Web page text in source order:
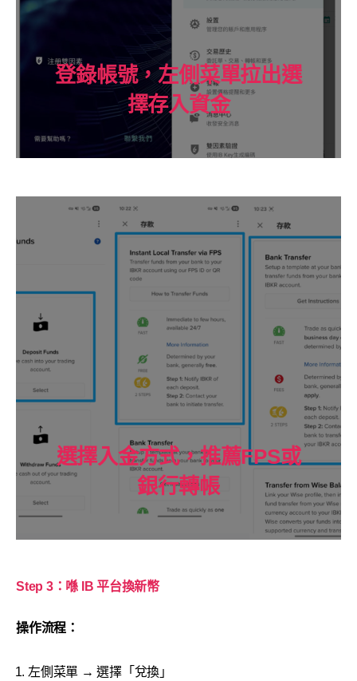
登錄帳號，左側菜單拉出選
擇存入資金
選擇入金方式，推薦FPS或
銀行轉帳
Step 3：喺 IB 平台換新幣
操作流程：
左側菜單 → 選擇「兌換」